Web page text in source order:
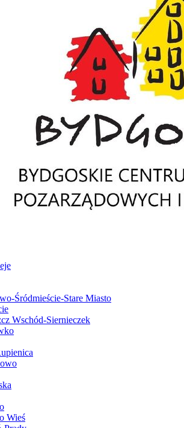
Śródmieście-Stare Miasto
Wschód-Siernieczek
Wieś